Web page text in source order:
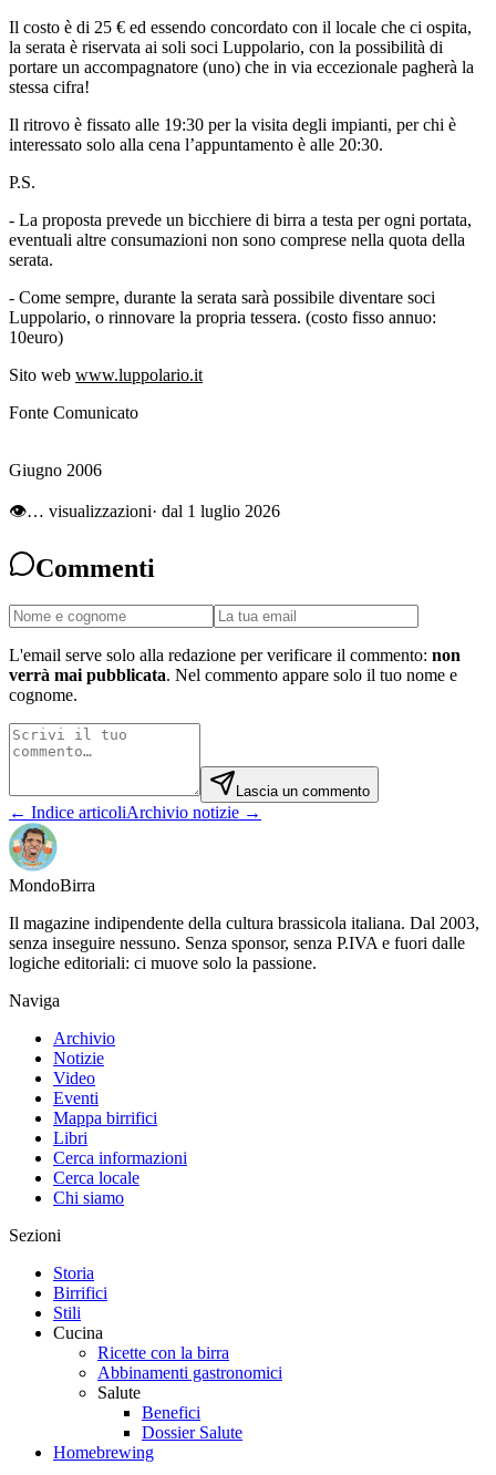
Il costo è di 25 € ed essendo concordato con il locale che ci ospita,
la serata è riservata ai soli soci Luppolario, con la possibilità di
portare un accompagnatore (uno) che in via eccezionale pagherà la
stessa cifra!
Il ritrovo è fissato alle 19:30 per la visita degli impianti, per chi è
interessato solo alla cena l’appuntamento è alle 20:30.
P.S.
- La proposta prevede un bicchiere di birra a testa per ogni portata,
eventuali altre consumazioni non sono comprese nella quota della
serata.
- Come sempre, durante la serata sarà possibile diventare soci
Luppolario, o rinnovare la propria tessera. (costo fisso annuo:
10euro)
Sito web www.luppolario.it
Fonte Comunicato
Giugno 2006
👁… visualizzazioni· dal 1 luglio 2026
Commenti
L'email serve solo alla redazione per verificare il commento: non
verrà mai pubblicata. Nel commento appare solo il tuo nome e
cognome.
Lascia un commento
← Indice articoliArchivio notizie →
MondoBirra
Il magazine indipendente della cultura brassicola italiana. Dal 2003,
senza inseguire nessuno. Senza sponsor, senza P.IVA e fuori dalle
logiche editoriali: ci muove solo la passione.
Naviga
Archivio
Notizie
Video
Eventi
Mappa birrifici
Libri
Cerca informazioni
Cerca locale
Chi siamo
Sezioni
Storia
Birrifici
Stili
Cucina
Ricette con la birra
Abbinamenti gastronomici
Salute
Benefici
Dossier Salute
Homebrewing